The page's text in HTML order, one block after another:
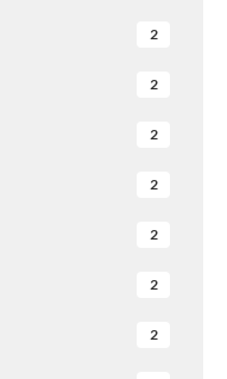
2
2
2
2
2
2
2